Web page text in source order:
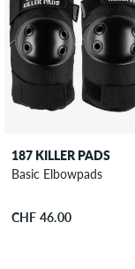
187 KILLER PADS
Basic Elbowpads
CHF 46.00